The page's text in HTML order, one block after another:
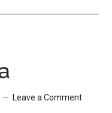
Leave a Comment